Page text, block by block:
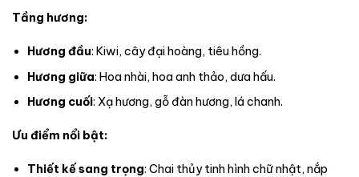
Tầng hương:
Hương đầu: Kiwi, cây đại hoàng, tiêu hồng.
Hương giữa: Hoa nhài, hoa anh thảo, dưa hấu.
Hương cuối: Xạ hương, gỗ đàn hương, lá chanh.
Ưu điểm nổi bật:
Thiết kế sang trọng: Chai thủy tinh hình chữ nhật, nắp